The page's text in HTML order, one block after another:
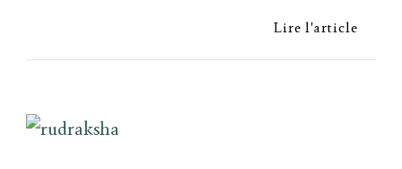
Lire l'article